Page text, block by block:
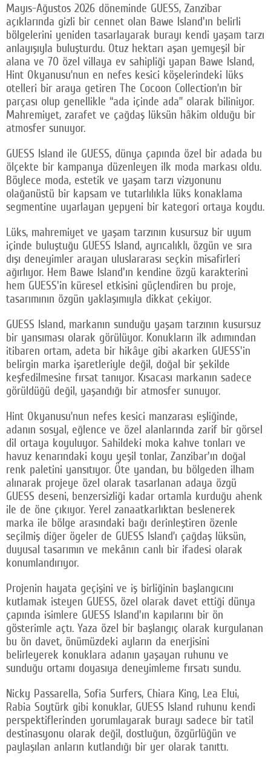
Mayıs-Ağustos 2026 döneminde GUESS, Zanzibar
açıklarında gizli bir cennet olan Bawe Island'ın belirli
bölgelerini yeniden tasarlayarak burayı kendi yaşam tarzı
anlayışıyla buluşturdu. Otuz hektarı aşan yemyeşil bir
alana ve 70 özel villaya ev sahipliği yapan Bawe Island,
Hint Okyanusu’nun en nefes kesici köşelerindeki lüks
otelleri bir araya getiren The Cocoon Collection’ın bir
parçası olup genellikle “ada içinde ada” olarak biliniyor.
Mahremiyet, zarafet ve çağdaş lüksün hâkim olduğu bir
atmosfer sunuyor.
GUESS Island ile GUESS, dünya çapında özel bir adada bu
ölçekte bir kampanya düzenleyen ilk moda markası oldu.
Böylece moda, estetik ve yaşam tarzı vizyonunu
olağanüstü bir kapsam ve tutarlılıkla lüks konaklama
segmentine uyarlayan yepyeni bir kategori ortaya koydu.
Lüks, mahremiyet ve yaşam tarzının kusursuz bir uyum
içinde buluştuğu GUESS Island, ayrıcalıklı, özgün ve sıra
dışı deneyimler arayan uluslararası seçkin misafirleri
ağırlıyor. Hem Bawe Island'ın kendine özgü karakterini
hem GUESS'in küresel etkisini güçlendiren bu proje,
tasarımının özgün yaklaşımıyla dikkat çekiyor.
GUESS Island, markanın sunduğu yaşam tarzının kusursuz
bir yansıması olarak görülüyor. Konukların ilk adımından
itibaren ortam, adeta bir hikâye gibi akarken GUESS'in
belirgin marka işaretleriyle değil, doğal bir şekilde
keşfedilmesine fırsat tanıyor. Kısacası markanın sadece
görüldüğü değil, yaşandığı bir atmosfer sunuyor.
Hint Okyanusu’nun nefes kesici manzarası eşliğinde,
adanın sosyal, eğlence ve özel alanlarında zarif bir görsel
dil ortaya koyuluyor. Sahildeki moka kahve tonları ve
havuz kenarındaki koyu yeşil tonlar, Zanzibar'ın doğal
renk paletini yansıtıyor. Öte yandan, bu bölgeden ilham
alınarak projeye özel olarak tasarlanan adaya özgü
GUESS deseni, benzersizliği kadar ortamla kurduğu ahenk
ile de öne çıkıyor. Yerel zanaatkarlıktan beslenerek
marka ile bölge arasındaki bağı derinleştiren özenle
seçilmiş diğer ögeler de GUESS Island’ı çağdaş lüksün,
duyusal tasarımın ve mekânın canlı bir ifadesi olarak
konumlandırıyor.
Projenin hayata geçişini ve iş birliğinin başlangıcını
kutlamak isteyen GUESS, özel olarak davet ettiği dünya
çapında isimlere GUESS Island'ın kapılarını bir ön
gösterimle açtı. Yaza özel bir başlangıç olarak kurgulanan
bu ön davet, önümüzdeki ayların da enerjisini
belirleyerek konuklara adanın yaşayan ruhunu ve
sunduğu ortamı doyasıya deneyimleme fırsatı sundu.
Nicky Passarella, Sofia Surfers, Chiara King, Lea Elui,
Rabia Soytürk gibi konuklar, GUESS Island ruhunu kendi
perspektiflerinden yorumlayarak burayı sadece bir tatil
destinasyonu olarak değil, dostluğun, özgürlüğün ve
paylaşılan anların kutlandığı bir yer olarak tanıttı.